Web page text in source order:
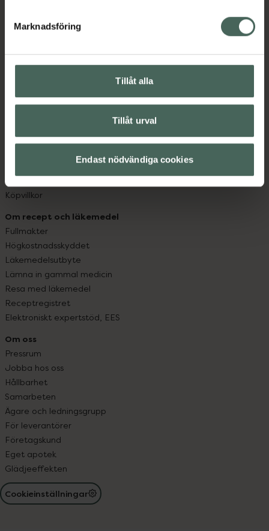
Marknadsföring
Tillåt alla
Tillåt urval
Endast nödvändiga cookies
hjälpa just dig att må lite bättre. Välkommen att prata
med oss.
Kundservice
Hitta apotek
Leverans, betalning och retur
Sajtens tillgänglighet
App
Köpvillkor
Om recept och läkemedel
Fullmakter
Högkostnadsskyddet
Läkemedelsutbyte
Lämna in gammal medicin
Resa med läkemedel
Receptregistret
Elektroniskt expertstöd, EES
Om oss
Pressrum
Jobba hos oss
Hållbarhet
Samarbeten
Ägare och ledningsgrupp
För leverantörer
Företagskund
Eget apotek
Glädjeeffekten
Cookieinställningar